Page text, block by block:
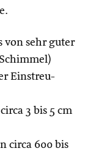
von sehr guter
Einstreu-
3 bis 5 cm
circa 600 bis